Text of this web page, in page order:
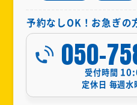
予約なしOK！お急ぎの
050-
受付時間
定休日 毎週水